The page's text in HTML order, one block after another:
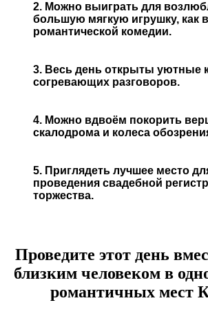
2. Можно выиграть для
большую мягкую игрушку, как в
романтической комедии.
3. Весь день открыты уютные
согревающих разговоров.
4. Можно вдвоём покорить
скалодрома и колеса
5. Приглядеть лучшее место
проведения свадебной
торжества.
Проведите этот день
близким человеком в
романтичных мест